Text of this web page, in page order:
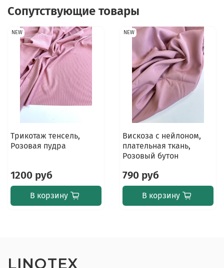
Сопутствующие товары
NEW
Трикотаж тенсель,
Розовая пудра
1200 руб
В корзину
NEW
Вискоза с нейлоном,
плательная ткань,
Розовый бутон
790 руб
В корзину
LINOTEX